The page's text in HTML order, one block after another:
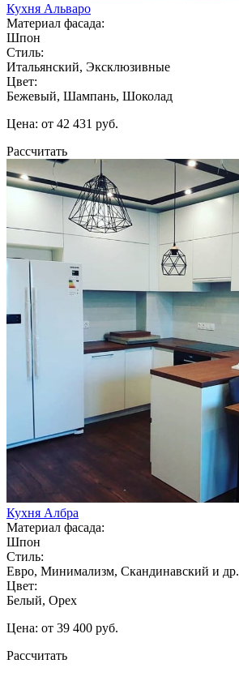
Кухня Альваро
Материал фасада:
Шпон
Стиль:
Итальянский, Эксклюзивные
Цвет:
Бежевый, Шампань, Шоколад
Цена: от 42 431 руб.
Рассчитать
Кухня Албра
Материал фасада:
Шпон
Стиль:
Евро, Минимализм, Скандинавский и др.
Цвет:
Белый, Орех
Цена: от 39 400 руб.
Рассчитать